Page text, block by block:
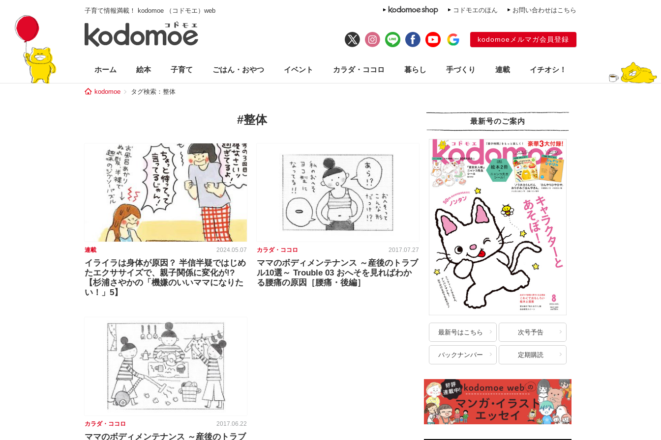
子育て情報満載！ kodomoe （コドモエ）web コドモエのほん お問い合わせはこちら
kodomoeメルマガ会員登録
ホーム 絵本 子育て ごはん・おやつ イベント カラダ・ココロ 暮らし 手づくり 連載 イチオシ！
kodomoe タグ検索：整体
#整体
連載 2024.05.07
イライラは身体が原因？ 半信半疑ではじめ
たエクササイズで、親子関係に変化が!?
【杉浦さやかの「機嫌のいいママになりた
い！」5】
カラダ・ココロ 2017.07.27
ママのボディメンテナンス ～産後のトラブ
ル10選～ Trouble 03 おへそを見ればわか
る腰痛の原因［腰痛・後編］
カラダ・ココロ 2017.06.22
ママのボディメンテナンス ～産後のトラブ
最新号のご案内
最新号はこちら 次号予告
バックナンバー 定期購読